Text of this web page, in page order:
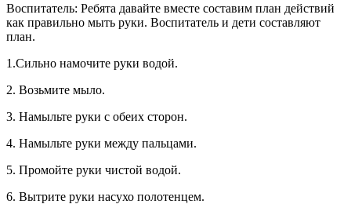
Воспитатель: Ребята давайте вместе составим план действий
как правильно мыть руки. Воспитатель и дети составляют
план.
1.Сильно намочите руки водой.
2. Возьмите мыло.
3. Намыльте руки с обеих сторон.
4. Намыльте руки между пальцами.
5. Промойте руки чистой водой.
6. Вытрите руки насухо полотенцем.